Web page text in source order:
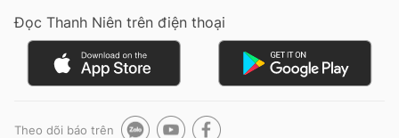
Đọc Thanh Niên trên điện thoại
Theo dõi báo trên